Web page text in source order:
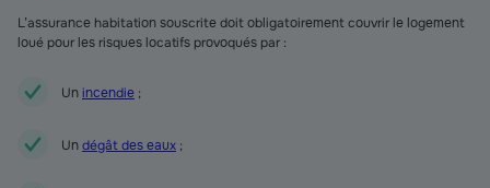
L’assurance habitation souscrite doit obligatoirement couvrir le logement
loué pour les risques locatifs provoqués par :
Un incendie ;
Undégât des eaux ;